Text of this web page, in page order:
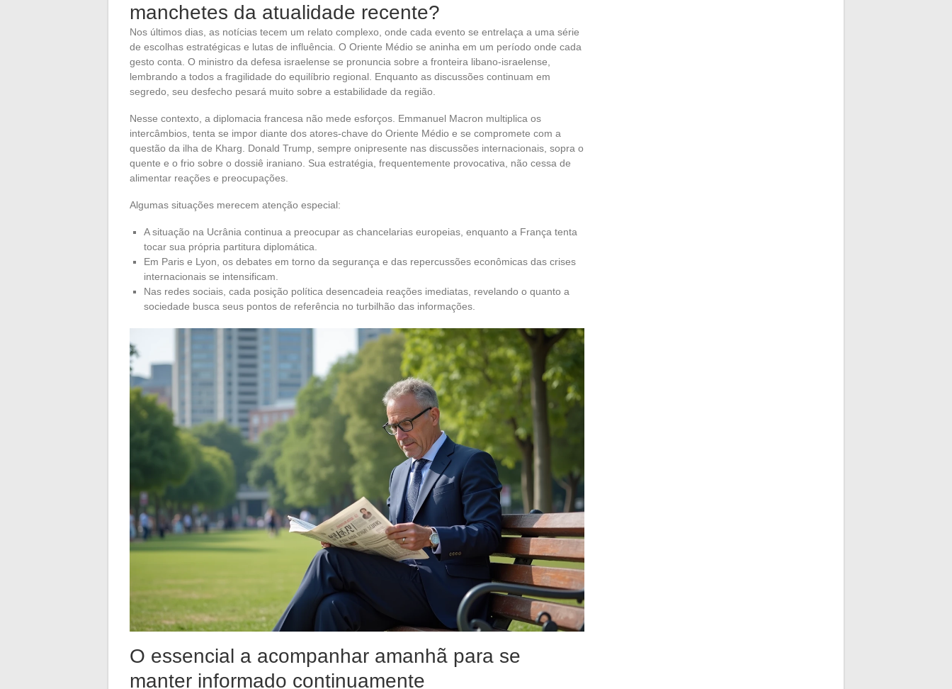
manchetes da atualidade recente?
Nos últimos dias, as notícias tecem um relato complexo, onde cada evento se entrelaça a uma série
de escolhas estratégicas e lutas de influência. O Oriente Médio se aninha em um período onde cada
gesto conta. O ministro da defesa israelense se pronuncia sobre a fronteira libano-israelense,
lembrando a todos a fragilidade do equilíbrio regional. Enquanto as discussões continuam em
segredo, seu desfecho pesará muito sobre a estabilidade da região.
Nesse contexto, a diplomacia francesa não mede esforços. Emmanuel Macron multiplica os
intercâmbios, tenta se impor diante dos atores-chave do Oriente Médio e se compromete com a
questão da ilha de Kharg. Donald Trump, sempre onipresente nas discussões internacionais, sopra o
quente e o frio sobre o dossiê iraniano. Sua estratégia, frequentemente provocativa, não cessa de
alimentar reações e preocupações.
Algumas situações merecem atenção especial:
A situação na Ucrânia continua a preocupar as chancelarias europeias, enquanto a França tenta
tocar sua própria partitura diplomática.
Em Paris e Lyon, os debates em torno da segurança e das repercussões econômicas das crises
internacionais se intensificam.
Nas redes sociais, cada posição política desencadeia reações imediatas, revelando o quanto a
sociedade busca seus pontos de referência no turbilhão das informações.
O essencial a acompanhar amanhã para se
manter informado continuamente